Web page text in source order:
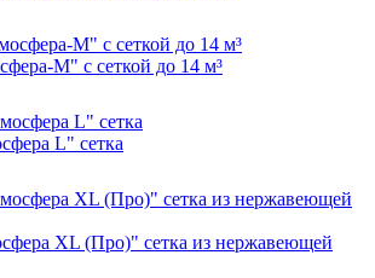
М" с сеткой до 14 м³
L" сетка
XL (Про)" сетка из нержавеющей